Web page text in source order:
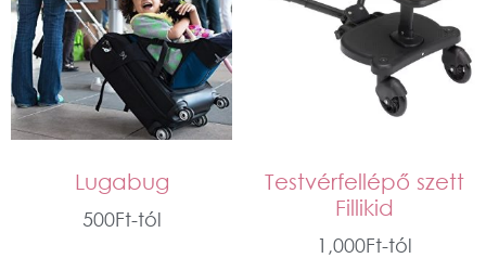
Lugabug
500Ft-tól
Testvérfellépő szett
Fillikid
1,000Ft-tól